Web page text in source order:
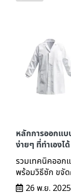
หลักการออกแบ
ง่ายๆ ที่ทำเองได้
รวมเทคนิคออกแ
พร้อมวิธีซัก ขจัด
26 พ.ย. 2025